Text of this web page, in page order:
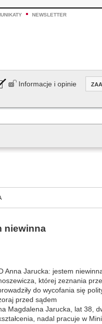
NEWSLETTER
Informacje i opinie
niewinna
Anna Jarucka: jestem
której zeznania
do wycofania się
przed sądem
Magdalena Jarucka, lat 38,
nadal pracuje w